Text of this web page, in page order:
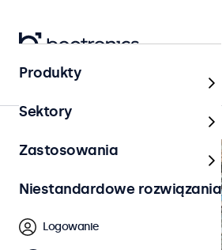
Strona główna
Produkty
Sektory
Zastosowania
Niestandardowe rozwiązania
Logowanie